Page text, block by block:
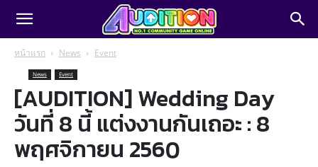
หน้าแรก News Event
News Event
[AUDITION] Wedding Day
วันที่ 8 นี้ แต่งงานกันเถอะ : 8
พฤศจิกายน 2560